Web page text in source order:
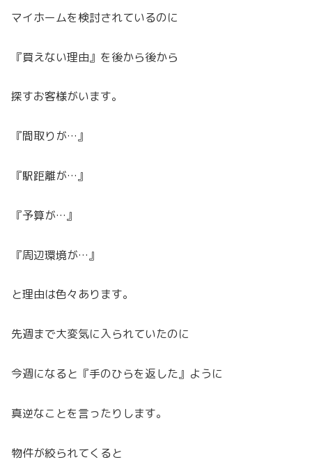
マイホームを検討されているのに
『買えない理由』を後から後から
探すお客様がいます。
『間取りが…』
『駅距離が…』
『予算が…』
『周辺環境が…』
と理由は色々あります。
先週まで大変気に入られていたのに
今週になると『手のひらを返した』ように
真逆なことを言ったりします。
物件が絞られてくると